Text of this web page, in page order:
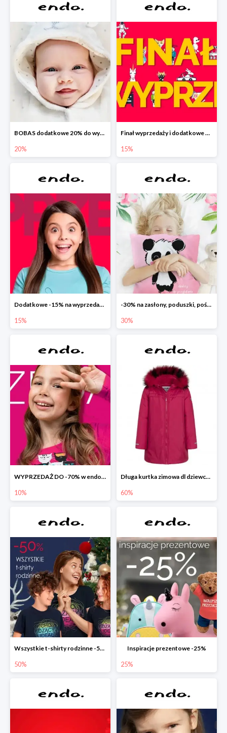
BOBAS dodatkowe 20% do wyprzedaży
20%
Finał wyprzedaży i dodatkowe 15%
15%
Dodatkowe -15% na wyprzedaż do -70%
15%
-30% na zasłony, poduszki, pościele dla dzieci
30%
WYPRZEDAŻ DO -70% w endo.pl
10%
Długa kurtka zimowa dl dziewczynki
60%
Wszystkie t-shirty rodzinne -50%
50%
Inspiracje prezentowe -25%
25%